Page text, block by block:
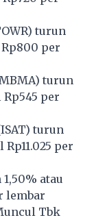
) turun
per
MBMA) turun
per
ISAT) turun
per
atau
lembar
Tbk